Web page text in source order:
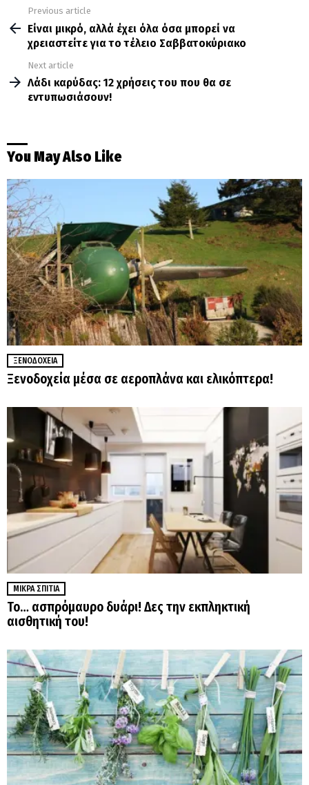
more
Previous article
Eίναι μικρό, αλλά έχει όλα όσα μπορεί να
χρειαστείτε για το τέλειο Σαββατοκύριακο
Next article
Λάδι καρύδας: 12 χρήσεις του που θα σε
εντυπωσιάσουν!
You May Also Like
ΞΕΝΟΔΟΧΕΊΑ
Ξενοδοχεία μέσα σε αεροπλάνα και ελικόπτερα!
ΜΙΚΡΆ ΣΠΊΤΙΑ
Το… ασπρόμαυρο δυάρι! Δες την εκπληκτική
αισθητική του!